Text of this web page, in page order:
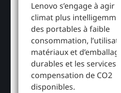
Lenovo s’engage à agir
climat plus
des portables à faible
consommation,
matériaux et
durables et les services
compensation de CO2
disponibles.